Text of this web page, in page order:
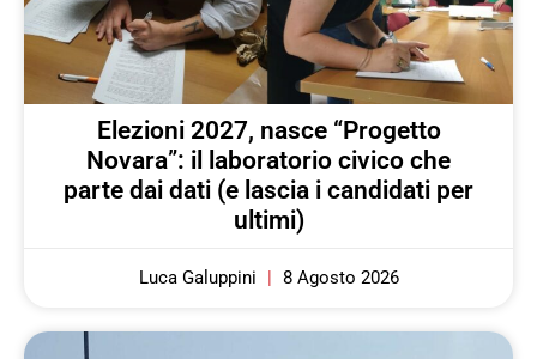
Elezioni 2027, nasce “Progetto
Novara”: il laboratorio civico che
parte dai dati (e lascia i candidati per
ultimi)
Luca Galuppini 8 Agosto 2026